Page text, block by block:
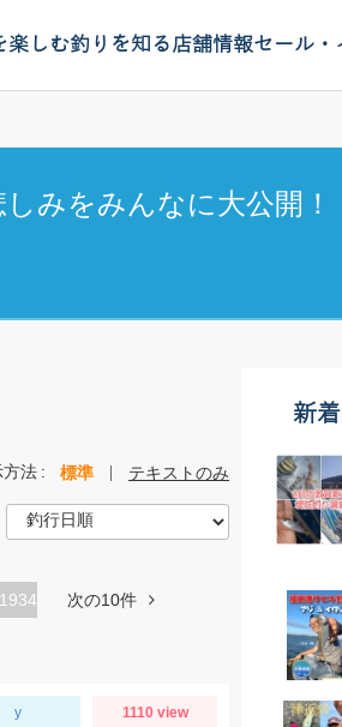
楽しむ釣りを知る店舗情報セール・
みをみんなに大公開！
方法 標準 テキストのみ
1934 次の10件
y 1110 view
新